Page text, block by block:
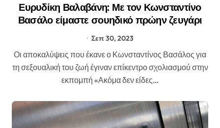
Ευρυδίκη Βαλαβάνη: Με τον Κωνσταντίνο
Βασάλο είμαστε σουηδικό πρώην ζευγάρι
Σεπ 30, 2023
Οι αποκαλύψεις που έκανε ο Κωνσταντίνος Βασάλος για
τη σεξουαλική του ζωή έγιναν επίκεντρο σχολιασμού στην
εκπομπή «Ακόμα δεν είδες…